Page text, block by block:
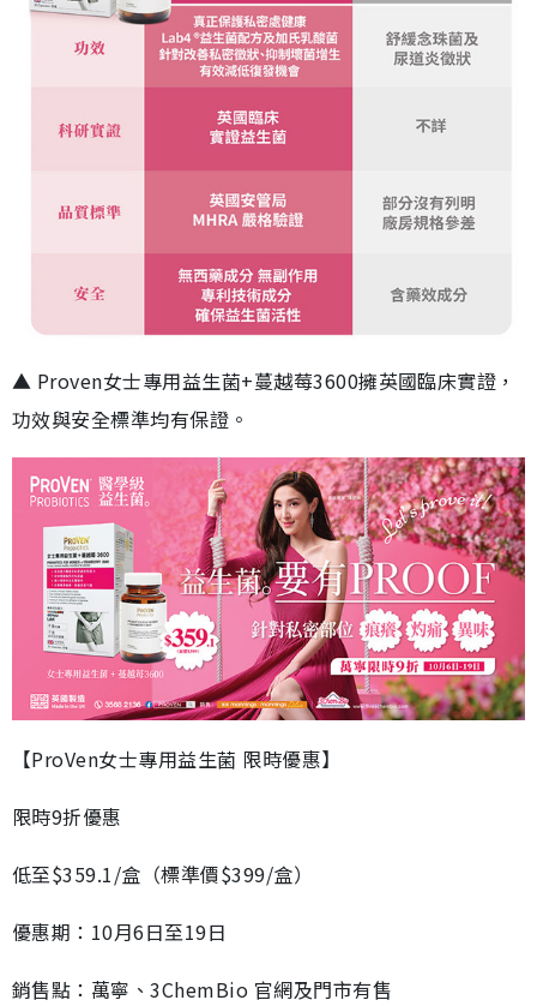
▲ Proven女士專用益生菌+蔓越莓3600擁英國臨床實證，
功效與安全標準均有保證。
【ProVen女士專用益生菌 限時優惠】
限時9折優惠
低至$359.1/盒（標準價$399/盒）
優惠期：10月6日至19日
銷售點：萬寧、3ChemBio 官網及門市有售